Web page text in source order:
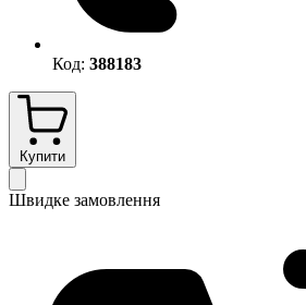
Код: 388183
Купити
Швидке замовлення